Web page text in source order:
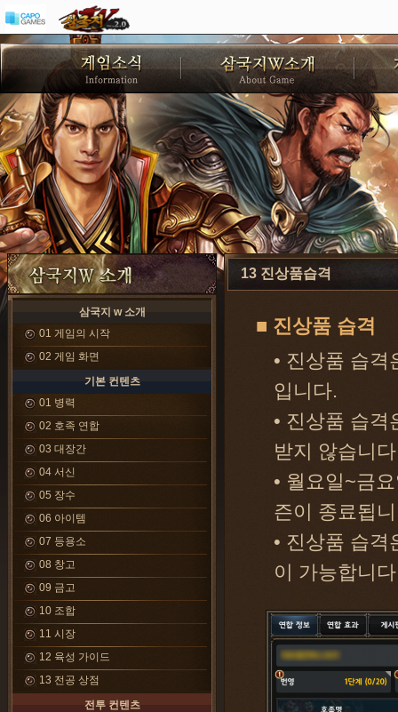
삼국지 w 소개
01 게임의 시작
02 게임 화면
기본 컨텐츠
01 병력
02 호족 연합
03 대장간
04 서신
05 장수
06 아이템
07 등용소
08 창고
09 금고
10 조합
11 시장
12 육성 가이드
13 전공 상점
전투 컨텐츠
13 진상품습격
■ 진상품 습격
• 진상품 습
입니다.
• 진상품 습
받지 않습니
• 월요일~금
즌이 종료됩
• 진상품 습
이 가능합니